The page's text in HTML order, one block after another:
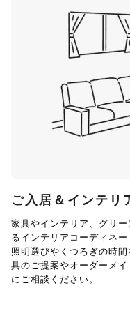
ご入居＆インテリ
家具やインテリア、グリ
るインテリアコーディネ
照明選びやくつろぎの時
具のご提案やオーダーメ
にご相談ください。